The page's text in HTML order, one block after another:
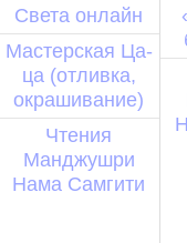
Света онлайн
Мастерская Ца-
ца (отливка,
окрашивание)
Чтения
Манджушри
Нама Самгити